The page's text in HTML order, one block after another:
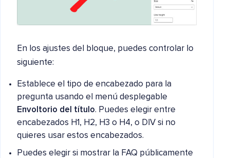
En los ajustes del bloque, puedes controlar lo
siguiente:
Establece el tipo de encabezado para la
pregunta usando el menú desplegable
Envoltorio del título. Puedes elegir entre
encabezados H1, H2, H3 o H4, o DIV si no
quieres usar estos encabezados.
Puedes elegir si mostrar la FAQ públicamente